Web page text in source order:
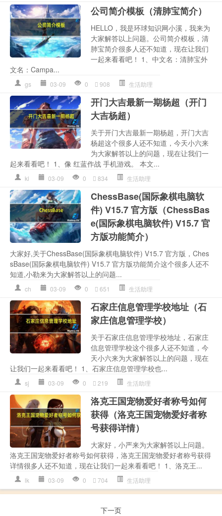
公司简介模板（清肺宝简介）
HELLO，我是环球知识网小溪，我来为
大家解答以上问题。公司简介模板，清
肺宝简介很多人还不知道，现在让我们
一起来看看吧！ 1、中文名：清肺宝外
文名：Campa...
gs 03-09 0 908 生活助理
开门大吉最新一期杨超（开门
大吉杨超）
关于开门大吉最新一期杨超，开门大吉
杨超这个很多人还不知道，今天小六来
为大家解答以上的问题，现在让我们一
起来看看吧！ 1、像 红蓝作战 手机游戏。 本文...
kl 03-09 0 834 生活助理
ChessBase(国际象棋电脑软
件) V15.7 官方版（ChessBas
e(国际象棋电脑软件) V15.7 官
方版功能简介）
大家好,关于ChessBase(国际象棋电脑软件) V15.7 官方版，Ches
sBase(国际象棋电脑软件) V15.7 官方版功能简介这个很多人还不
知道,小勒来为大家解答以上的问题...
ch 03-09 0 651 生活助理
石家庄信息管理学校地址（石
家庄信息管理学校）
关于石家庄信息管理学校地址，石家庄
信息管理学校这个很多人还不知道，今
天小六来为大家解答以上的问题，现在
让我们一起来看看吧！ 1、石家庄信息管理学校也...
sj 03-09 0 219 生活助理
洛克王国宠物爱好者称号如何
获得（洛克王国宠物爱好者称
号获得详情）
大家好，小严来为大家解答以上问题。
洛克王国宠物爱好者称号如何获得，洛克王国宠物爱好者称号获得
详情很多人还不知道，现在让我们一起来看看吧！ 1、洛克王...
lk 03-09 0 704 生活助理
下一页